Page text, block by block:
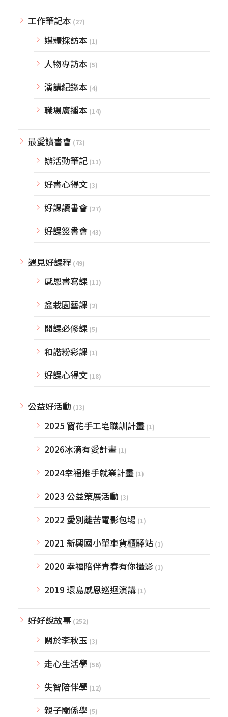
工作筆記本 (27)
媒體採訪本 (1)
人物專訪本 (5)
演講紀錄本 (4)
職場廣播本 (14)
最愛讀書會 (73)
辦活動筆記 (11)
好書心得文 (3)
好課讀書會 (27)
好課簽書會 (43)
遇見好課程 (49)
感恩書寫課 (11)
盆栽園藝課 (2)
開課必修課 (5)
和諧粉彩課 (1)
好課心得文 (18)
公益好活動 (13)
2025 窗花手工皂職訓計畫 (1)
2026冰滴有愛計畫 (1)
2024幸福推手就業計畫 (1)
2023 公益策展活動 (3)
2022 愛別離苦電影包場 (1)
2021 新興國小單車貨櫃驛站 (1)
2020 幸福陪伴青春有你攝影 (1)
2019 環島感恩巡迴演講 (1)
好好說故事 (252)
關於李秋玉 (3)
走心生活學 (56)
失智陪伴學 (12)
親子關係學 (5)